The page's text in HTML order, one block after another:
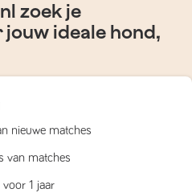
zoek je
ideale hond,
nieuwe matches
van matches
1 jaar